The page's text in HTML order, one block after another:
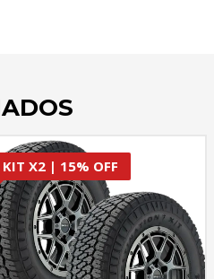
KIT X2 | 15% OFF